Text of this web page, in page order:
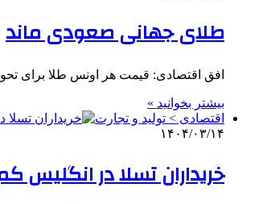
طلای جهانی صعودی ماند
افق اقتصادی: قیمت هر اونس طلا برای تحویل فوری، با ۰.۱ درصد افزایش، به
بیشتر بخوانید »
اقتصادی > تولید و تجارت
۱۴۰۴/۰۳/۱۴
خریداران تسلا در انگلیس